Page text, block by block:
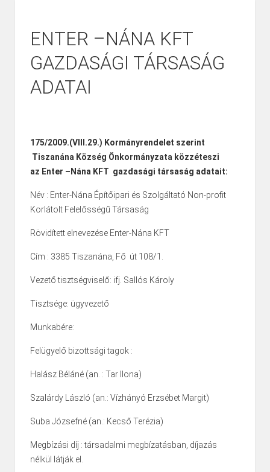
ENTER –NÁNA KFT
GAZDASÁGI TÁRSASÁG
ADATAI
175/2009.(VIII.29.) Kormányrendelet szerint
Tiszanána Község Önkormányzata közzéteszi
az Enter –Nána KFT gazdasági társaság adatait:
Név : Enter-Nána Építőipari és Szolgáltató Non-profit
Korlátolt Felelősségű Társaság
Rövidített elnevezése Enter-Nána KFT
Cím : 3385 Tiszanána, Fő út 108/1.
Vezető tisztségviselő: ifj. Sallós Károly
Tisztsége: ügyvezető
Munkabére:
Felügyelő bizottsági tagok :
Halász Béláné (an. : Tar Ilona)
Szalárdy László (an.: Vízhányó Erzsébet Margit)
Suba Józsefné (an.: Kecső Terézia)
Megbízási díj : társadalmi megbízatásban, díjazás
nélkül látják el.